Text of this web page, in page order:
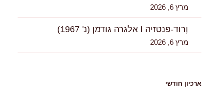
מרץ 6, 2026
וָרוד-פנטזיה I אלגרה גודמן (נ' 1967)
מרץ 6, 2026
ארכיון חודשי